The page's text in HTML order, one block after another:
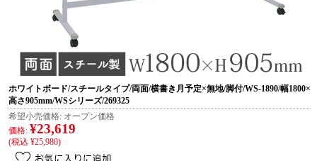
ホワイトボード/スチールタイプ/両面/横書き月予定×無地/脚付/WS-1890/幅1800×
高さ905mm/WSシリーズ/269325
希望小売価格: オープン価格
価格: ¥23,619
(税込 ¥25,980)